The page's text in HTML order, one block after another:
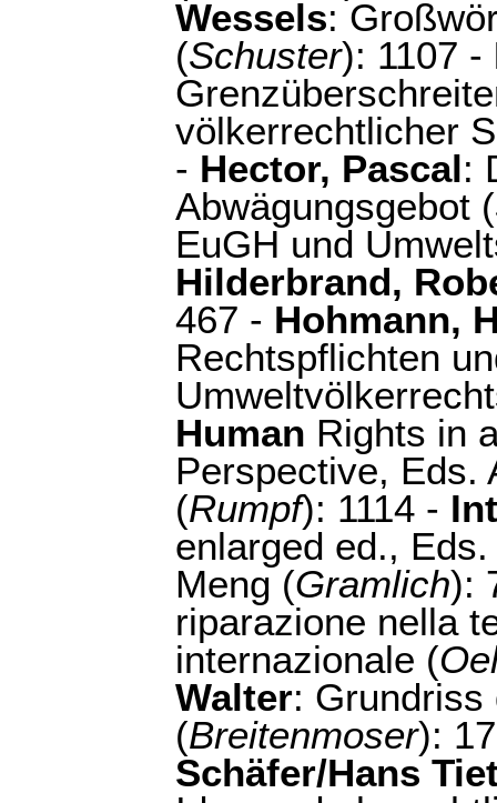
Wessels:
(Schuster): 1107 -
völkerrechtlicher
- Hector, Pascal:
Abwägungsgebot (
EuGH und
Hilderbrand,
467 - Hohmann,
Rechtspflichten
Human Rights in
Perspective, Eds.
(Rumpf): 1114 -
enlarged ed.,
Meng (Gramlich):
riparazione nella
internazionale (
Walter: Grundriss
(Breitenmoser):
Schäfer/Hans